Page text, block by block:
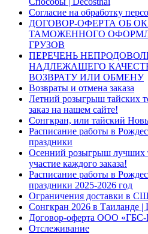
Согласие на обработку
ДОГОВОР-ОФЕРТА ОБ
ТАМОЖЕННОГО
ГРУЗОВ
ПЕРЕЧЕНЬ
НАДЛЕЖАЩЕГО
ВОЗВРАТУ ИЛИ ОБМЕНУ
Возвраты и отмена заказа
Летний розыгрыш тайских
заказ на нашем сайте!
Сонгкран, или тайский
Расписание работы в
праздники
Осенний розыгрыш лучших
участие каждого заказа!
Расписание работы в
праздники 2025-2026 год
Ограничения доставки в
Сонгкран 2026 в Таиланде |
Договор-оферта ООО «ГБС-
Отслеживание